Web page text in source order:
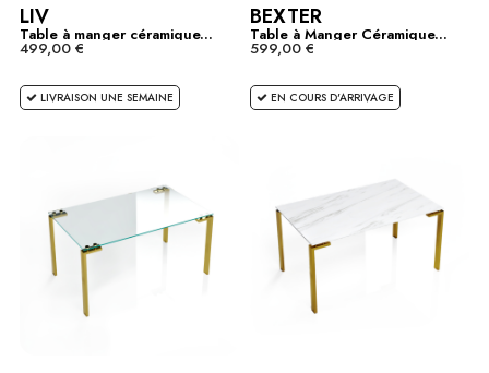
LIV
Table à manger céramique...
499,00 €
LIVRAISON UNE SEMAINE
BEXTER
Table à Manger Céramique...
599,00 €
EN COURS D'ARRIVAGE